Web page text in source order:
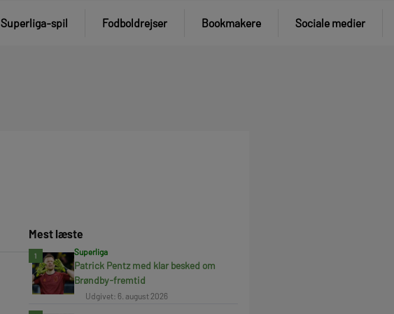
Superliga-spil Fodboldrejser Bookmakere Sociale medier
Mest læste
1 Superliga
Patrick Pentz med klar besked om
Brøndby-fremtid
Udgivet: 6. august 2026